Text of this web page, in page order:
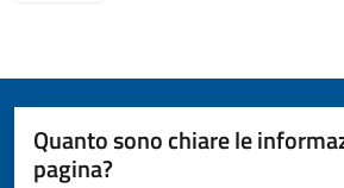
Quanto sono chiare le
pagina?